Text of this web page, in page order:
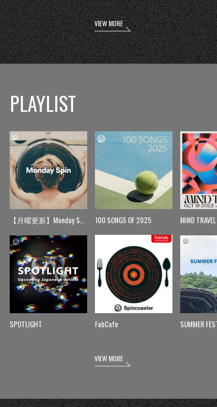
VIEW MORE
PLAYLIST
【月曜更新】Monday Spin
SPOTLIGHT
100 SONGS OF 2025
FabCafe
MIND TRAVEL
SUMMER
VIEW MORE